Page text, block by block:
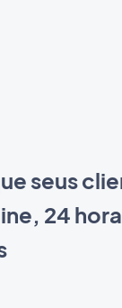
seus
24